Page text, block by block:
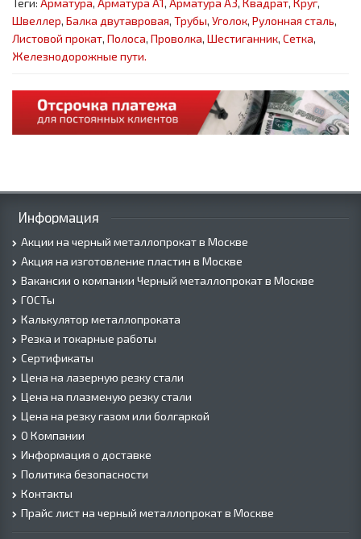
Теги: Арматура, Арматура А1, Арматура А3, Квадрат, Круг,
Швеллер, Балка двутавровая, Трубы, Уголок, Рулонная сталь,
Листовой прокат, Полоса, Проволка, Шестиганник, Сетка,
Железнодорожные пути.
Информация
Акции на черный металлопрокат в Москве
Акция на изготовление пластин в Москве
Вакансии о компании Черный металлопрокат в Москве
ГОСТы
Калькулятор металлопроката
Резка и токарные работы
Сертификаты
Цена на лазерную резку стали
Цена на плазменую резку стали
Цена на резку газом или болгаркой
О Компании
Информация о доставке
Политика безопасности
Контакты
Прайс лист на черный металлопрокат в Москве